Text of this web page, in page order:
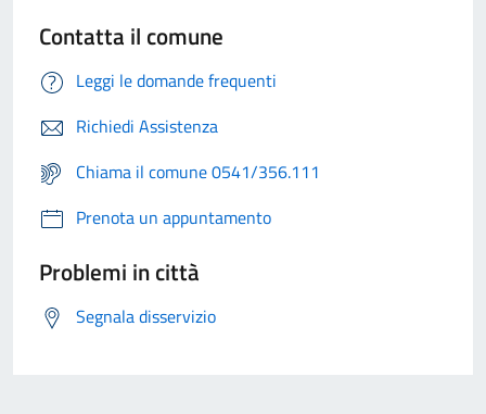
Contatta il comune
Leggi le domande frequenti
Richiedi Assistenza
Chiama il comune 0541/356.111
Prenota un appuntamento
Problemi in città
Segnala disservizio